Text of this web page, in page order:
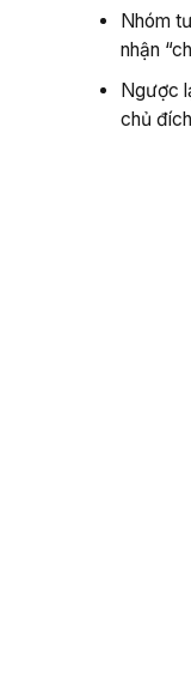
Nhóm
nhận
Ngược
chủ